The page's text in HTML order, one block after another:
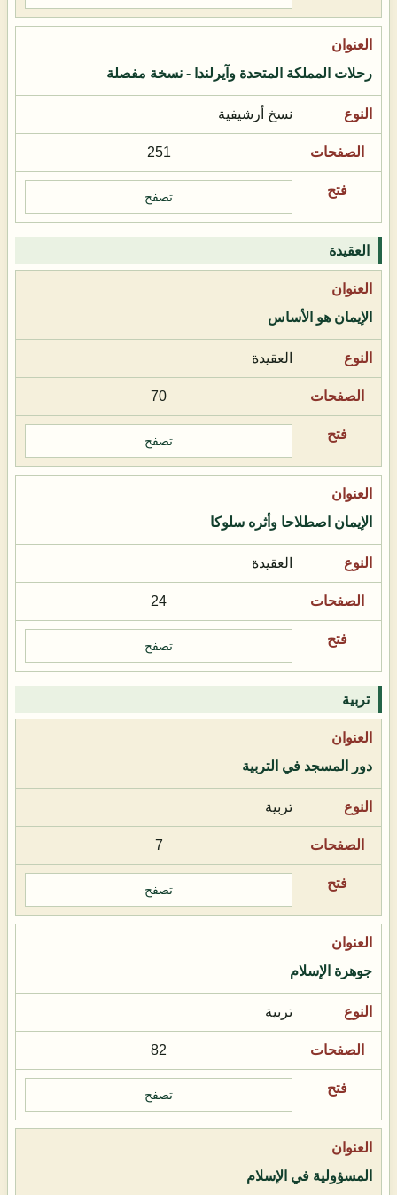
رحلات المملكة المتحدة وآيرلندا - نسخة مفصلة
نسخ أرشيفية
251
تصفح
العقيدة
الإيمان هو الأساس
العقيدة
70
تصفح
الإيمان اصطلاحا وأثره سلوكا
العقيدة
24
تصفح
تربية
دور المسجد في التربية
تربية
7
تصفح
جوهرة الإسلام
تربية
82
تصفح
المسؤولية في الإسلام